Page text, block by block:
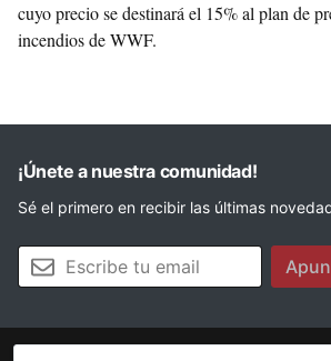
cuyo precio se destinará el 15% al plan de
incendios de WWF.
¡Únete a nuestra comunidad!
Sé el primero en recibir las últimas
Tu email